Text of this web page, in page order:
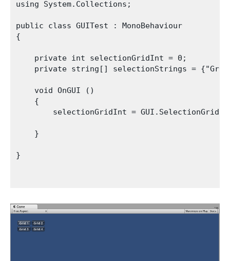
using System.Collections;
public class GUITest : MonoBehaviour
{
    private int selectionGridInt = 0;
private string[] selectionStrings =
    void OnGUI ()
    {
selectionGridInt = GUI.SelectionGrid
    }
}